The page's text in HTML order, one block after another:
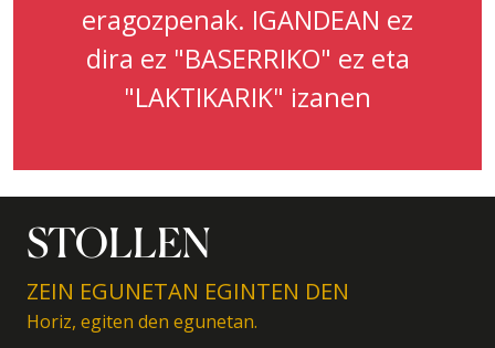
eragozpenak. IGANDEAN ez
dira ez "BASERRIKO" ez eta
"LAKTIKARIK" izanen
STOLLEN
ZEIN EGUNETAN EGINTEN DEN
Horiz, egiten den egunetan.